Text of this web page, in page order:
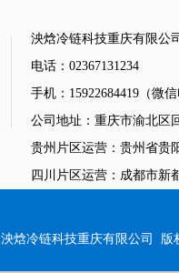
泱焓冷链科技重庆有限公
电话：02367131234
手机：15922684419（微
公司地址：重庆市渝北区
贵州片区运营：贵州省贵
四川片区运营：成都市新
泱焓冷链科技重庆有限公司 版